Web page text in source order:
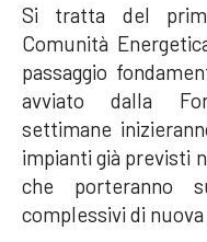
Si tratta del
Comunità
passaggio
avviato dalla
settimane
impianti già previsti
che porteranno
complessivi di